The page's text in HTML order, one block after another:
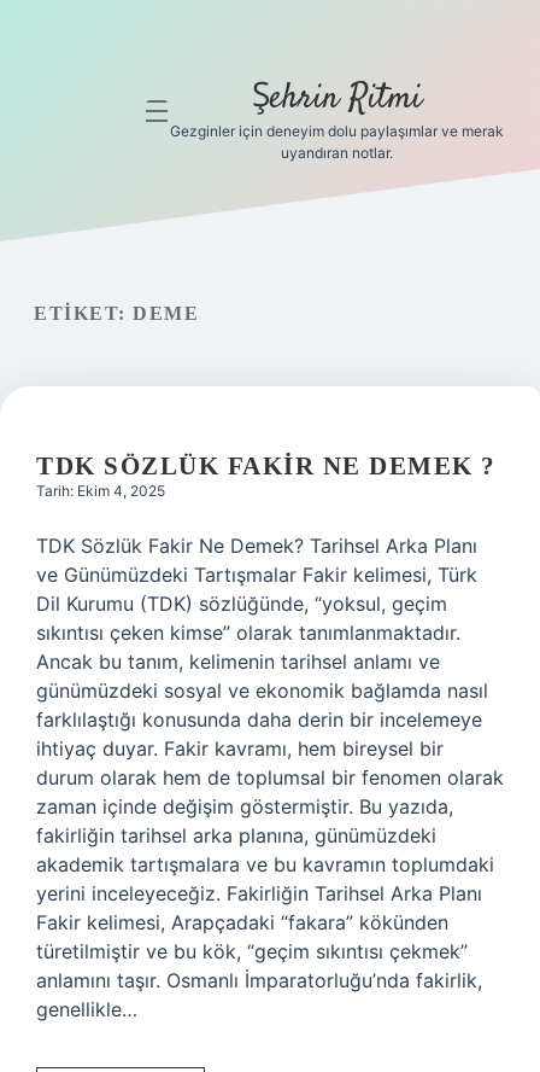
Gizlilik
Yasal Uyarı
Hakkımızda
menüyü
Şehrin Ritmi
Gezginler için deneyim dolu paylaşımlar ve merak
uyandıran notlar.
ETIKET: DEME
TDK SÖZLÜK FAKIR NE DEMEK ?
Tarih: Ekim 4, 2025
TDK Sözlük Fakir Ne Demek? Tarihsel Arka Planı
ve Günümüzdeki Tartışmalar Fakir kelimesi, Türk
Dil Kurumu (TDK) sözlüğünde, “yoksul, geçim
sıkıntısı çeken kimse” olarak tanımlanmaktadır.
Ancak bu tanım, kelimenin tarihsel anlamı ve
günümüzdeki sosyal ve ekonomik bağlamda nasıl
farklılaştığı konusunda daha derin bir incelemeye
ihtiyaç duyar. Fakir kavramı, hem bireysel bir
durum olarak hem de toplumsal bir fenomen olarak
zaman içinde değişim göstermiştir. Bu yazıda,
fakirliğin tarihsel arka planına, günümüzdeki
akademik tartışmalara ve bu kavramın toplumdaki
yerini inceleyeceğiz. Fakirliğin Tarihsel Arka Planı
Fakir kelimesi, Arapçadaki “fakara” kökünden
türetilmiştir ve bu kök, “geçim sıkıntısı çekmek”
anlamını taşır. Osmanlı İmparatorluğu’nda fakirlik,
genellikle…